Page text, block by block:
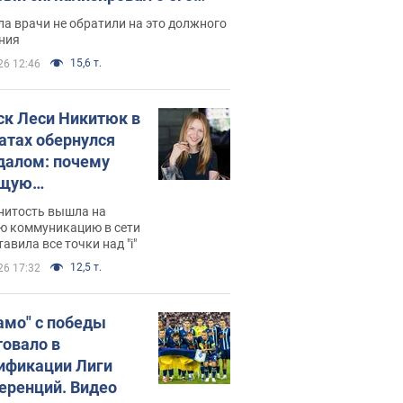
раке
врачи не обратили на это должного
12:46 15,6 т.
Леси Никитюк в
обернулся
почему
вышла на
коммуникацию в сети
все точки над "i"
17:32 12,5 т.
с победы
в
Лиги
Видео